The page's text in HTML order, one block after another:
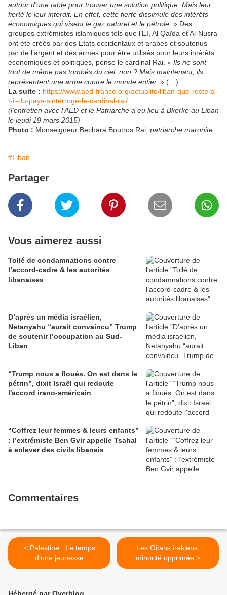
autour d’une table pour trouver une solution politique. Mais leur
fierté le leur interdit. En effet, cette fierté dissimule des intérêts
économiques qui visent le gaz naturel et le pétrole. » Des
groupes extrémistes islamiques tels que l’EI, Al Qaïda et Al-Nusra
ont été créés par des États occidentaux et arabes et soutenus
par de l’argent et des armes pour être utilisés pour leurs intérêts
économiques et politiques, pense le cardinal Rai. « Ils ne sont
tout de même pas tombés du ciel, non ? Mais maintenant, ils
représentent une arme contre le monde entier. » (…)
La suite : https://www.aed-france.org/actualite/liban-que-restera-
t-il-du-pays-sinterroge-le-cardinal-rai/
(l’entretien avec l’AED et le Patriarche a eu lieu à Bkerké au Liban
le jeudi 19 mars 2015)
Photo : Monseigneur Bechara Boutros Rai, patriarche maronite
#Liban
Partager
Vous aimerez aussi
Tollé de condamnations contre
l’accord-cadre & les autorités
libanaises
D’après un média israélien,
Netanyahu “aurait convaincu” Trump
de soutenir l’occupation au Sud-
Liban
“Trump nous a floués. On est dans le
pétrin”, dixit Israël qui redoute
l'accord irano-américain
“Coffrez leur femmes & leurs enfants”
: l’extrémiste Ben Gvir appelle Tsahal
à enlever des civils libanais
Commentaires
< Palestine : Le temps
d’une jeunesse
Les Gitans irakiens,
minorité opprimée >